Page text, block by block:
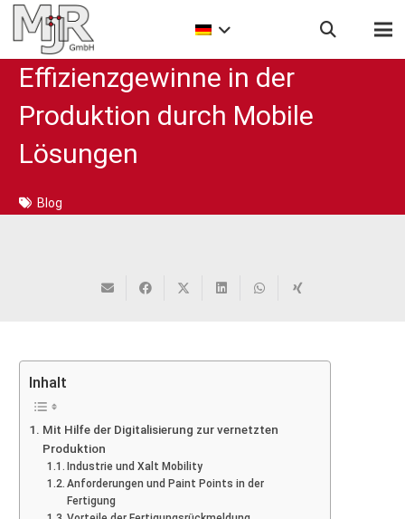
Effizienzgewinne in der
Produktion durch Mobile
Lösungen
Blog
Inhalt
Mit Hilfe der Digitalisierung zur vernetzten
Produktion
Industrie und Xalt Mobility
Anforderungen und Paint Points in der
Fertigung